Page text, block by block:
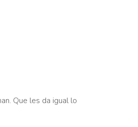
Que les da igual lo